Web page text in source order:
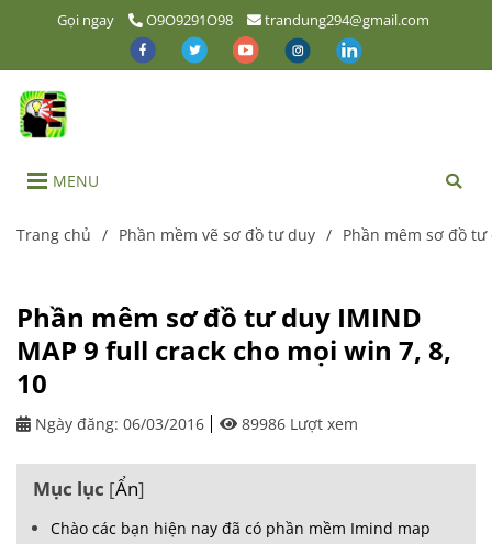
Gọi ngay O9O9291O98 trandung294@gmail.com
MENU
Trang chủ / Phần mềm vẽ sơ đồ tư duy / Phần mêm sơ đồ
Phần mêm sơ đồ tư duy IMIND
MAP 9 full crack cho mọi win 7, 8,
10
Ngày đăng: 06/03/2016 89986 Lượt xem
Mục lục [Ẩn]
Chào các bạn hiện nay đã có phần mềm Imind map